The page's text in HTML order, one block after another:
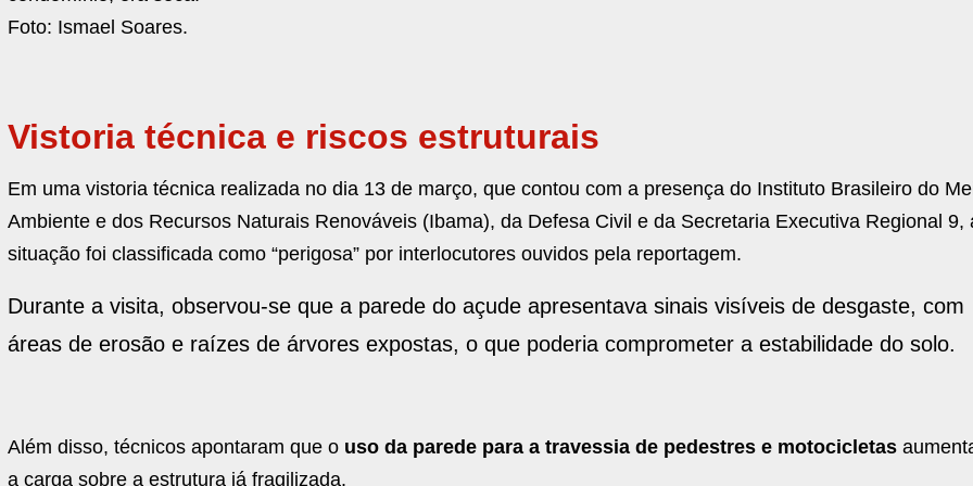
Foto: Ismael Soares.
Vistoria técnica e riscos estruturais
Em uma vistoria técnica realizada no dia 13 de março, que contou com a presença do Instituto Brasileiro do
Ambiente e dos Recursos Naturais Renováveis (Ibama), da Defesa Civil e da Secretaria Executiva Regional 9,
situação foi classificada como “perigosa” por interlocutores ouvidos pela reportagem.
Durante a visita, observou-se que a parede do açude apresentava sinais visíveis de desgaste, com
áreas de erosão e raízes de árvores expostas, o que poderia comprometer a estabilidade do solo.
Além disso, técnicos apontaram que o uso da parede para a travessia de pedestres e motocicletas
a carga sobre a estrutura já fragilizada.